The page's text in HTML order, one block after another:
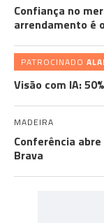
Confiança no
arrendamento é
PATROCINADO
Visão com IA:
MADEIRA
Conferência
Brava